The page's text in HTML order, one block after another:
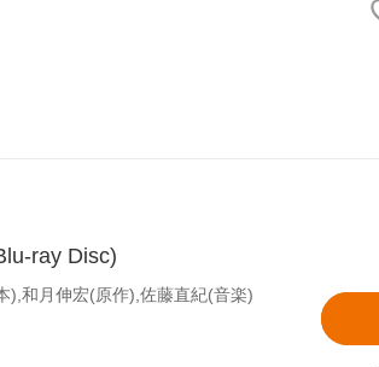
ray Disc)
),和月伸宏(原作),佐藤直紀(音楽)